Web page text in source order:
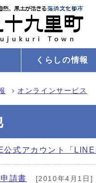
くらしの情報
オンラインサービス
式アカウント「LINE
請書 [2010年4月1日]